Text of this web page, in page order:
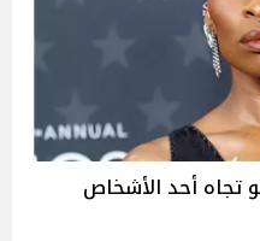
تجاه أحد الأشخاص